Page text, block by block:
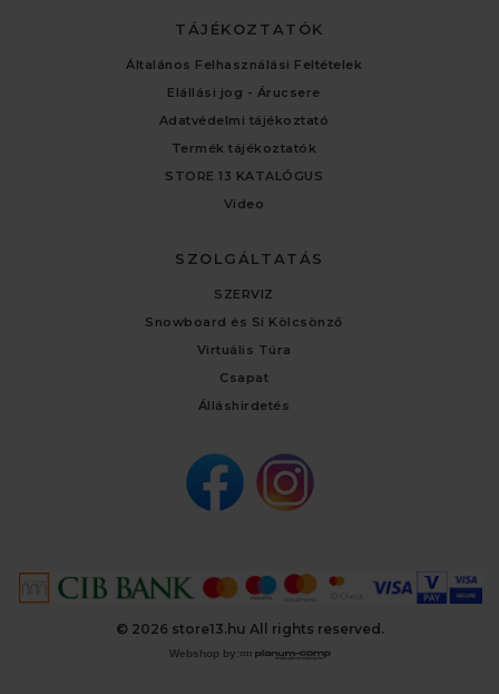
TÁJÉKOZTATÓK
Általános Felhasználási Feltételek
Elállási jog - Árucsere
Adatvédelmi tájékoztató
Termék tájékoztatók
STORE 13 KATALÓGUS
Video
SZOLGÁLTATÁS
SZERVIZ
Snowboard és Sí Kölcsönző
Virtuális Túra
Csapat
Álláshirdetés
© 2026 store13.hu All rights reserved.
Webshop by: